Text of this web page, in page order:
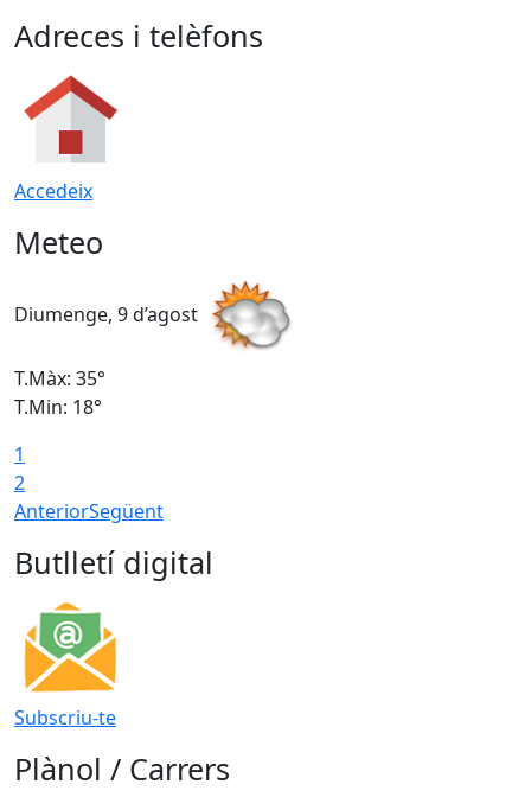
Adreces i telèfons
Accedeix
Meteo
Diumenge, 9 d’agost
T.Màx: 35°
T.Min: 18°
1
2
AnteriorSegüent
Butlletí digital
Subscriu-te
Plànol / Carrers